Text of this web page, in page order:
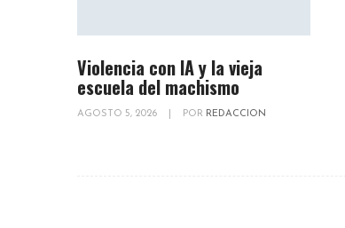
Violencia con IA y la vieja
escuela del machismo
AGOSTO 5, 2026 POR REDACCION